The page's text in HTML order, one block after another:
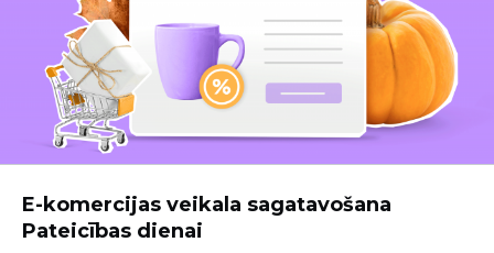
E-komercijas veikala sagatavošana
Pateicības dienai